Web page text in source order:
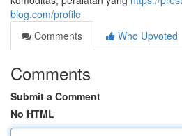
blog.com/profile
Comments
Who Upvoted
Comments
Submit a Comment
No HTML